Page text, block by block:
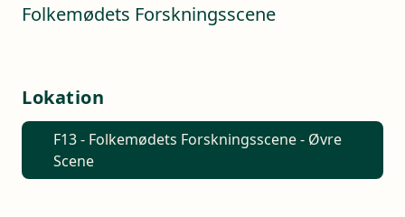
Folkemødets Forskningsscene
Lokation
F13 - Folkemødets Forskningsscene - Øvre
Scene